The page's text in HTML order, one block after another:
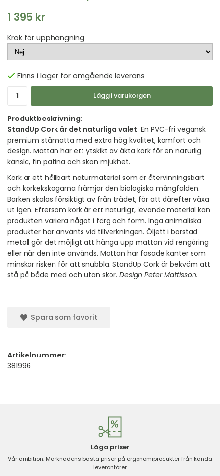
1 395 kr
Krok för upphängning
Finns i lager för omgående leverans
Lägg i varukorgen
Produktbeskrivning:
StandUp Cork är det naturliga valet. En PVC-fri vegansk
premium ståmatta med extra hög kvalitet, komfort och
design. Mattan har ett ytskikt av äkta kork för en naturlig
känsla, fin patina och skön mjukhet.
Kork är ett hållbart naturmaterial som är återvinningsbart
och korkekskogarna främjar den biologiska mångfalden.
Barken skalas försiktigt av från trädet, för att därefter växa
ut igen. Eftersom kork är ett naturligt, levande material kan
produkten variera något i färg och form. Inga animaliska
produkter har använts vid tillverkningen. Öljett i borstad
metall gör det möjligt att hänga upp mattan vid rengöring
eller när den inte används. Mattan har fasade kanter som
minskar risken för att snubbla. StandUp Cork är bekväm att
stå på både med och utan skor. Design Peter Mattisson.
Spara som favorit
Artikelnummer:
381996
Låga priser
Vår ambition: Marknadens bästa priser på ergonomiprodukter från kända
leverantörer